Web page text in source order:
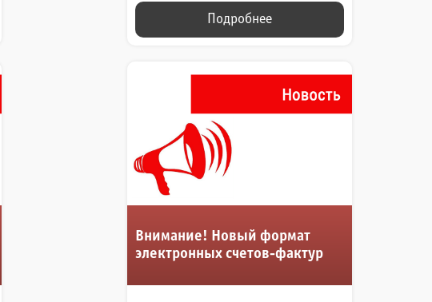
Подробнее
Внимание! Новый формат
электронных счетов-фактур